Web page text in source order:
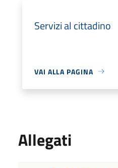
Servizi al cittadino
VAI ALLA PAGINA
Allegati